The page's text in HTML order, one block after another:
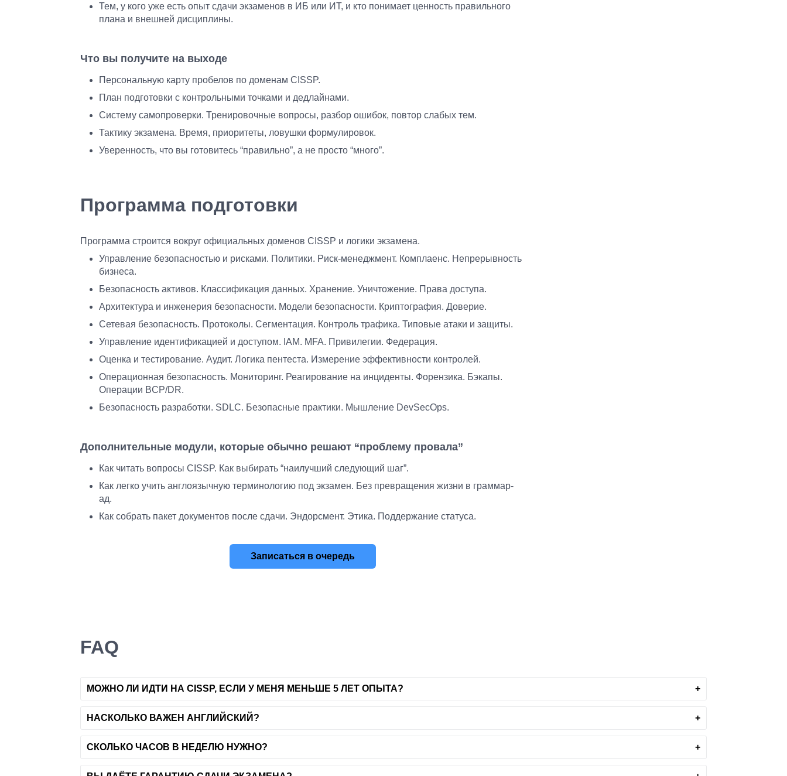
Тем, у кого уже есть опыт сдачи экзаменов в ИБ или ИТ, и кто понимает ценность правильного
плана и внешней дисциплины.
Что вы получите на выходе
Персональную карту пробелов по доменам CISSP.
План подготовки с контрольными точками и дедлайнами.
Систему самопроверки. Тренировочные вопросы, разбор ошибок, повтор слабых тем.
Тактику экзамена. Время, приоритеты, ловушки формулировок.
Уверенность, что вы готовитесь “правильно”, а не просто “много”.
Программа подготовки
Программа строится вокруг официальных доменов CISSP и логики экзамена.
Управление безопасностью и рисками. Политики. Риск-менеджмент. Комплаенс. Непрерывность
бизнеса.
Безопасность активов. Классификация данных. Хранение. Уничтожение. Права доступа.
Архитектура и инженерия безопасности. Модели безопасности. Криптография. Доверие.
Сетевая безопасность. Протоколы. Сегментация. Контроль трафика. Типовые атаки и защиты.
Управление идентификацией и доступом. IAM. MFA. Привилегии. Федерация.
Оценка и тестирование. Аудит. Логика пентеста. Измерение эффективности контролей.
Операционная безопасность. Мониторинг. Реагирование на инциденты. Форензика. Бэкапы.
Операции BCP/DR.
Безопасность разработки. SDLC. Безопасные практики. Мышление DevSecOps.
Дополнительные модули, которые обычно решают “проблему провала”
Как читать вопросы CISSP. Как выбирать “наилучший следующий шаг”.
Как легко учить англоязычную терминологию под экзамен. Без превращения жизни в граммар-
ад.
Как собрать пакет документов после сдачи. Эндорсмент. Этика. Поддержание статуса.
Записаться в очередь
FAQ
МОЖНО ЛИ ИДТИ НА CISSP, ЕСЛИ У МЕНЯ МЕНЬШЕ 5 ЛЕТ ОПЫТА?
НАСКОЛЬКО ВАЖЕН АНГЛИЙСКИЙ?
СКОЛЬКО ЧАСОВ В НЕДЕЛЮ НУЖНО?